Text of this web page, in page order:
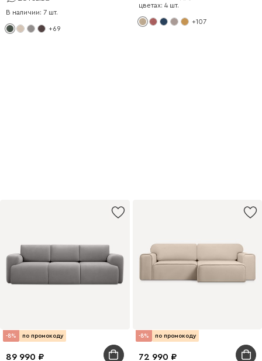
В наличии: 7 шт.
+69
цветах: 4 шт.
+107
-8% по промокоду
89 990
-8% по промокоду
72 990